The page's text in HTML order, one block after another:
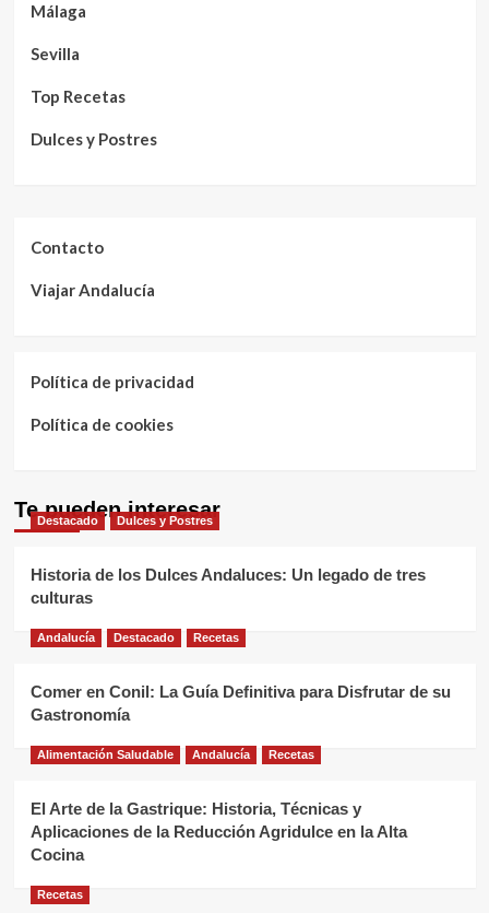
Málaga
Sevilla
Top Recetas
Dulces y Postres
Contacto
Viajar Andalucía
Política de privacidad
Política de cookies
Te pueden interesar
Destacado Dulces y Postres
Historia de los Dulces Andaluces: Un legado de tres
culturas
Andalucía Destacado Recetas
Comer en Conil: La Guía Definitiva para Disfrutar de su
Gastronomía
Alimentación Saludable Andalucía Recetas
El Arte de la Gastrique: Historia, Técnicas y
Aplicaciones de la Reducción Agridulce en la Alta
Cocina
Recetas